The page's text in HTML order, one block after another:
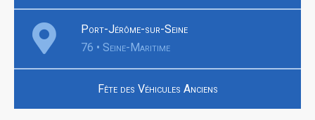
Port-Jérôme-sur-Seine
76 • Seine-Maritime
Fête des Véhicules Anciens